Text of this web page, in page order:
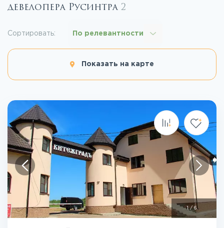
девелопера Русинтра 2
Показать на карте
Сортировать: По релевантности
1/6